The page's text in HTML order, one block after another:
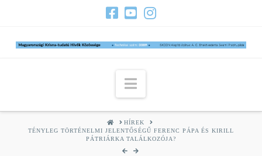
Navigation
HOMEHÍREK
TÉNYLEG TÖRTÉNELMI JELENTŐSÉGŰ FERENC PÁPA ÉS KIRILL
PÁTRIÁRKA TALÁLKOZÓJA?